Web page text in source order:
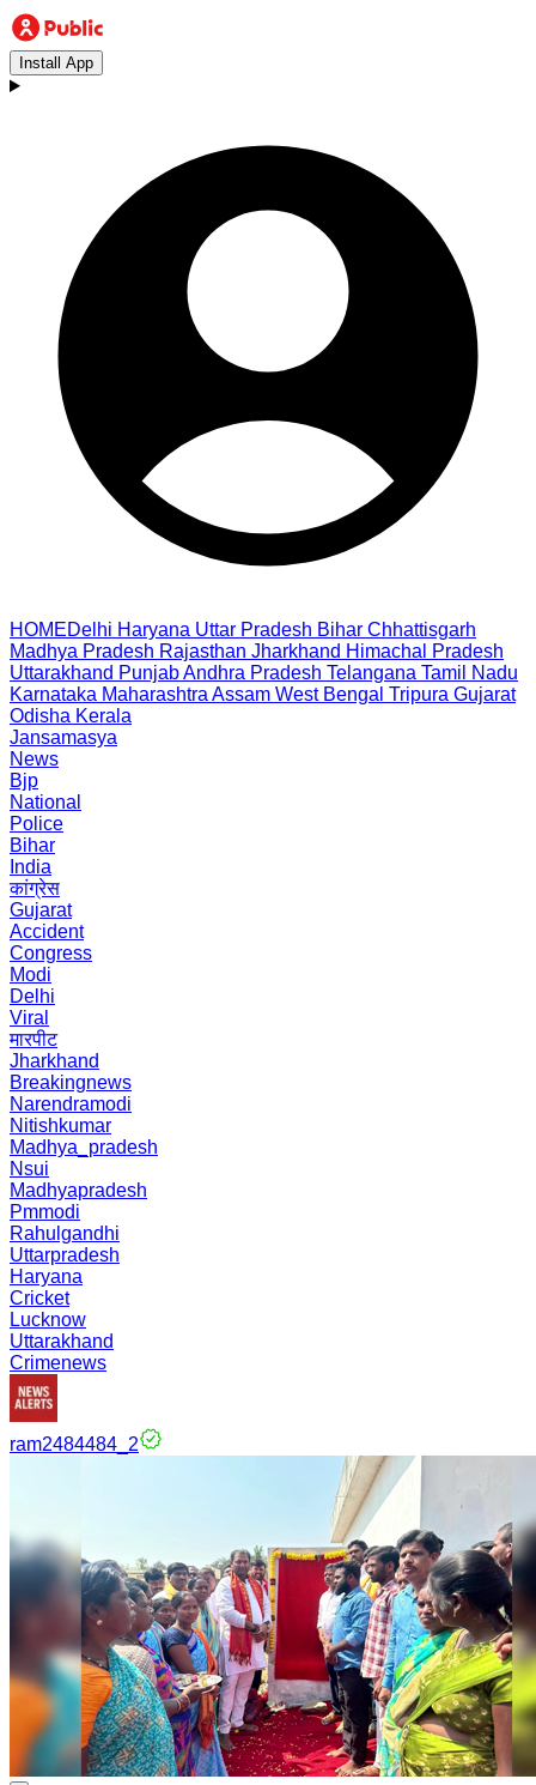
Install App
HOMEDelhi Haryana Uttar Pradesh Bihar Chhattisgarh
Madhya Pradesh Rajasthan Jharkhand Himachal Pradesh
Uttarakhand PunjabAndhra Pradesh Telangana Tamil Nadu
Karnataka Maharashtra Assam West Bengal Tripura Gujarat
Odisha Kerala
Jansamasya
News
Bjp
National
Police
Bihar
India
कांग्रेस
Gujarat
Accident
Congress
Modi
Delhi
Viral
मारपीट
Jharkhand
Breakingnews
Narendramodi
Nitishkumar
Madhya_pradesh
Nsui
Madhyapradesh
Pmmodi
Rahulgandhi
Uttarpradesh
Haryana
Cricket
Lucknow
Uttarakhand
Crimenews
ram2484484_2